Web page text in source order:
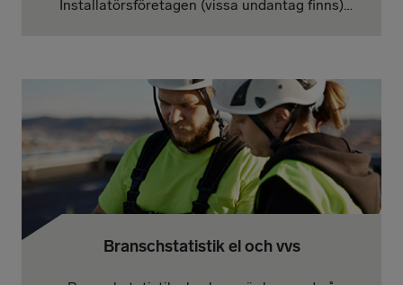
Installatörsföretagen (vissa undantag finns)
garanti på ditt jobb. Så här fungerar det.
Branschstatistik el och vvs